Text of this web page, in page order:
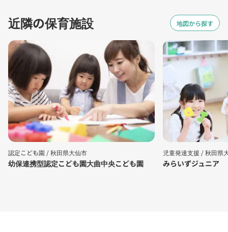
近隣の保育施設 地図から探す
認定こども園 /秋田県大仙市
幼保連携型認定こども園大曲中央こども園
児童発達支援 /秋田県
みらいずジュニア